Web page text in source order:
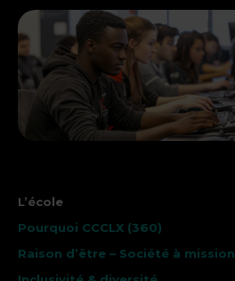
L’école
Pourquoi CCCLX (360)
Raison d’être – Société à mission